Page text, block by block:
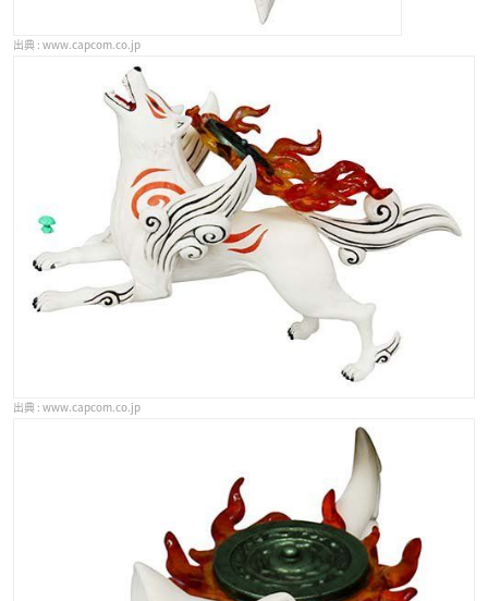
www.capcom.co.jp
www.capcom.co.jp